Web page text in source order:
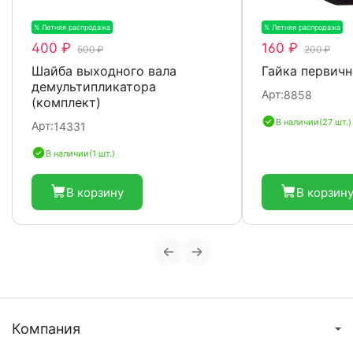
% Летняя распродажа
400 ₽ 500 ₽
Шайба выходного вала
демультипликатора
(комплект)
Арт:14331
В наличии(1 шт.)
В корзину
% Летняя распродажа
160 ₽ 200 ₽
Гайка
Арт:8858
В наличии(27 шт.)
В корзину
Компания